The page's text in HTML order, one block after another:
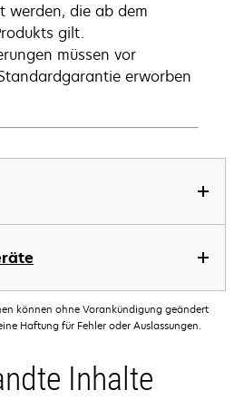
werden, die ab dem
gilt.
müssen vor
erworben
können ohne Vorankündigung geändert
Haftung für Fehler oder Auslassungen.
Inhalte